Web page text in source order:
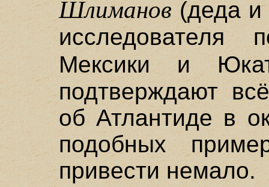
Шлиманов (деда и
исследователя
Мексики и
подтверждают
об Атлантиде в
подобных
привести немало.